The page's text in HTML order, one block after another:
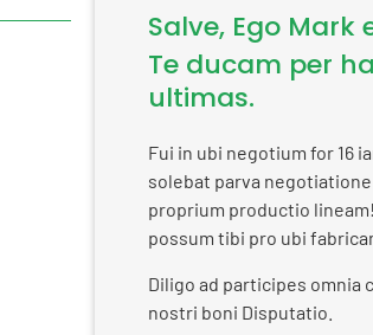
Salve, Ego Mark
Te ducam per
ultimas.
Fui in ubi negotium for 16
solebat parva
proprium productio
possum tibi pro ubi
Diligo ad participes omnia
nostri boni Disputatio.